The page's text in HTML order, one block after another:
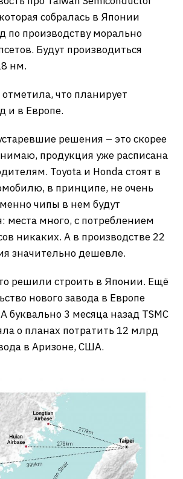
собралась в Японии
по производству морально
Будут производиться
нм.
что планирует
и в Европе.
решения – это скорее
продукция уже расписана
Toyota и Honda стоят в
в принципе, не очень
чипы в нем будут
места много, с потреблением
никаких. А в производстве 22
значительно дешевле.
решили строить в Японии. Ещё
нового завода в Европе
буквально 3 месяца назад TSMC
о планах потратить 12 млрд
в Аризоне, США.